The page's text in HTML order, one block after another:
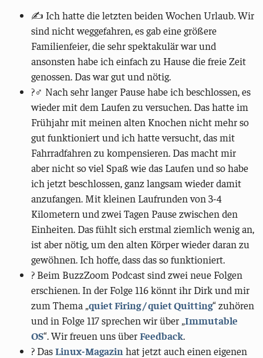
✍️ Ich hatte die letzten beiden Wochen Urlaub. Wir
sind nicht weggefahren, es gab eine größere
Familienfeier, die sehr spektakulär war und
ansonsten habe ich einfach zu Hause die freie Zeit
genossen. Das war gut und nötig.
?‍♂️ Nach sehr langer Pause habe ich beschlossen, es
wieder mit dem Laufen zu versuchen. Das hatte im
Frühjahr mit meinen alten Knochen nicht mehr so
gut funktioniert und ich hatte versucht, das mit
Fahrradfahren zu kompensieren. Das macht mir
aber nicht so viel Spaß wie das Laufen und so habe
ich jetzt beschlossen, ganz langsam wieder damit
anzufangen. Mit kleinen Laufrunden von 3-4
Kilometern und zwei Tagen Pause zwischen den
Einheiten. Das fühlt sich erstmal ziemlich wenig an,
ist aber nötig, um den alten Körper wieder daran zu
gewöhnen. Ich hoffe, dass das so funktioniert.
?️ Beim BuzzZoom Podcast sind zwei neue Folgen
erschienen. In der Folge 116 könnt ihr Dirk und mir
zum Thema „quiet Firing / quiet Quitting“ zuhören
und in Folge 117 sprechen wir über „Immutable
OS“. Wir freuen uns überFeedback.
? DasLinux-Magazin hat jetzt auch einen eigenen